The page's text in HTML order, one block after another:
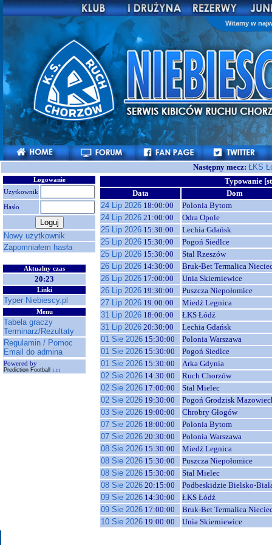
Witamy w
Następny mecz: ŁKS
Logowanie
Użytkownik
Hasło
Nowy użytkownik
Zapomniałem hasła
Aktualny czas
20:23
Linki
Typer Niebiescy.pl
Menu
Tabela graczy
Terminarz/Rezultaty
Regulamin / Pomoc
Email do admina
Powered by
Prediction Football 1.11
Typowanie
Data
Dom
24 Lip 2026 18:00:00
Polonia Bytom
24 Lip 2026 21:00:00
Odra Opole
25 Lip 2026 15:30:00
Lechia Gdańsk
25 Lip 2026 15:30:00
Pogoń Siedlce
25 Lip 2026 15:30:00
Stal Rzeszów
26 Lip 2026 14:30:00
Bruk-Bet Termalica
26 Lip 2026 17:00:00
Unia Skierniewice
26 Lip 2026 19:30:00
Puszcza Niepołomice
27 Lip 2026 19:00:00
Miedź Legnica
31 Lip 2026 18:00:00
ŁKS Łódź
31 Lip 2026 20:30:00
Lechia Gdańsk
01 Sie 2026 15:30:00
Polonia Warszawa
01 Sie 2026 15:30:00
Pogoń Siedlce
01 Sie 2026 15:30:00
Arka Gdynia
02 Sie 2026 14:30:00
Ruch Chorzów
02 Sie 2026 17:00:00
Stal Mielec
02 Sie 2026 19:30:00
Pogoń Grodzisk
03 Sie 2026 19:00:00
Chrobry Głogów
07 Sie 2026 18:00:00
Polonia Bytom
07 Sie 2026 20:30:00
Polonia Warszawa
08 Sie 2026 15:30:00
Miedź Legnica
08 Sie 2026 15:30:00
Puszcza Niepołomice
08 Sie 2026 15:30:00
Stal Mielec
08 Sie 2026 20:15:00
Podbeskidzie Bielsko-
09 Sie 2026 14:30:00
ŁKS Łódź
09 Sie 2026 17:00:00
Bruk-Bet Termalica
10 Sie 2026 19:00:00 Unia Skierniewice